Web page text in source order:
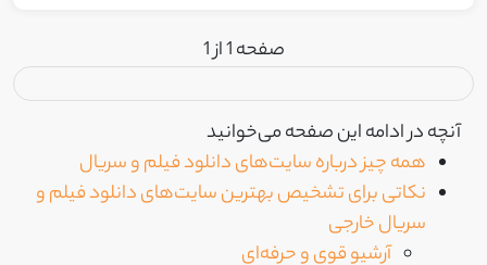
صفحه 1 از 1
آنچه در ادامه این صفحه می‌خوانید
همه چیز درباره سایت‌های دانلود فیلم و سریال
نکاتی برای تشخیص بهترین سایت‌های دانلود فیلم و
سریال خارجی
آرشیو قوی و حرفه‌ای